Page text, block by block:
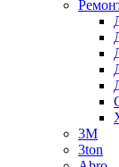
3M
3ton